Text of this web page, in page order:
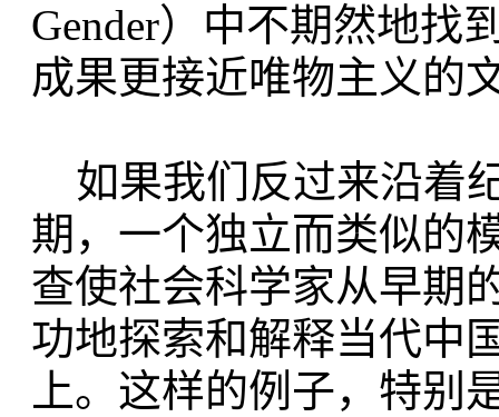
Gender）中不期然地找
成果更接近唯物主义的
如果我们反过来沿着
期，一个独立而类似的
查使社会科学家从早期
功地探索和解释当代中
上。这样的例子，特别